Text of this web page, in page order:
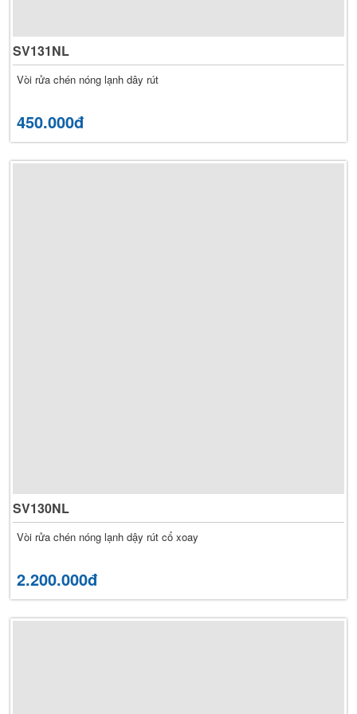
SV131NL
Vòi rửa chén nóng lạnh dây rút
450.000đ
SV130NL
Vòi rửa chén nóng lạnh dậy rút cổ xoay
2.200.000đ